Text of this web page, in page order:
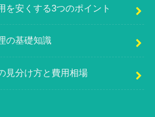
を安くする3つのポイント
の基礎知識
見分け方と費用相場